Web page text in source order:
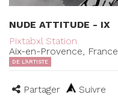
NUDE ATTITUDE - IX
Pixtabxl Station
Aix-en-Provence, France
DE L'ARTISTE
Partager Suivre